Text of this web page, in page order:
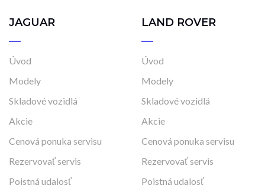
JAGUAR
Úvod
Modely
Skladové vozidlá
Akcie
Cenová ponuka servisu
Rezervovať servis
Poistná udalosť
LAND ROVER
Úvod
Modely
Skladové vozidlá
Akcie
Cenová ponuka servisu
Rezervovať servis
Poistná udalosť